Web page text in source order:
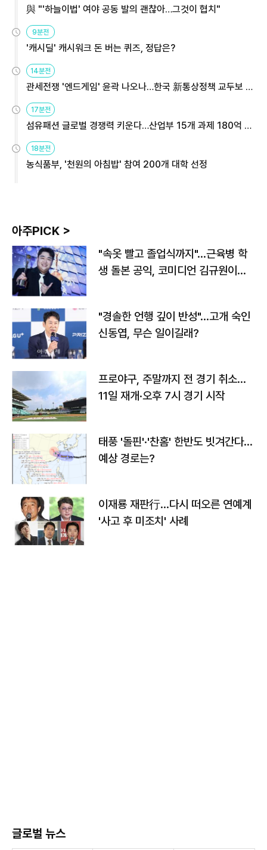
與 "'하늘이법' 여야 공동 발의 괜찮아…그것이 협치"
9분전
'캐시딜' 캐시워크 돈 버는 퀴즈, 정답은?
14분전
관세전쟁 '엔드게임' 윤곽 나오나…한국 新통상정책 교두보 활
17분전
섬유패션 글로벌 경쟁력 키운다…산업부 15개 과제 180억 지
18분전
농식품부, '천원의 아침밥' 참여 200개 대학 선정
아주PICK >
"속옷 빨고 졸업식까지"…근육병 학
생 돌본 공익, 코미디언 김규원이었
"경솔한 언행 깊이 반성"…고개 숙인
신동엽, 무슨 일이길래?
프로야구, 주말까지 전 경기 취소…
11일 재개·오후 7시 경기 시작
태풍 '돌핀'·'찬홈' 한반도 빗겨간다…
예상 경로는?
이재룡 재판行…다시 떠오른 연예계
'사고 후 미조치' 사례
글로벌 뉴스